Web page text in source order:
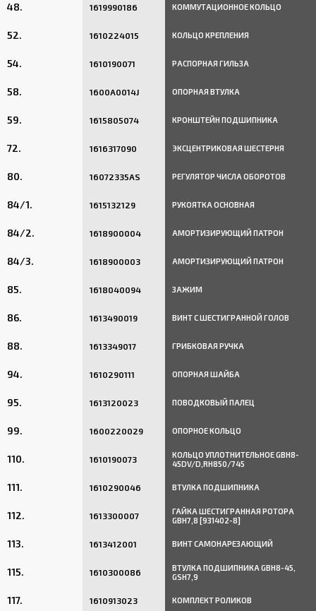
48. 1619990186 КОММУТАЦИОННОЕ КОЛЬЦО
52. 1610224015 КОЛЬЦО КРЕПЛЕНИЯ
54. 1610190071 РАСПОРНАЯ ГИЛЬЗА
58. 1600A0014J ОПОРНАЯ ВТУЛКА
59. 1615805074 КРОНШТЕЙН ПОДШИПНИКА
72. 1616317090 ЭКСЦЕНТРИКОВАЯ ШЕСТЕРНЯ
80. 16072335AS РЕГУЛЯТОР ЧИСЛА ОБОРОТОВ
84/1. 1615132129 РУКОЯТКА ОСНОВНАЯ
84/2. 1618900004 АМОРТИЗИРУЮЩИЙ ПАТРОН
84/3. 1618900003 АМОРТИЗИРУЮЩИЙ ПАТРОН
85. 1618040094 ЗАЖИМ
86. 1613490019 ВИНТ С ШЕСТИГРАННОЙ ГОЛОВ
88. 1613349017 ГРИБКОВАЯ РУЧКА
94. 1610290111 ОПОРНАЯ ШАЙБА
95. 1613120023 ПОВОДКОВЫЙ ПАЛЕЦ
99. 1600220029 ОПОРНОЕ КОЛЬЦО
110. 1610190073
КОЛЬЦО УПЛОТНИТЕЛЬНОЕ GBH8-
45DV/D,RH850/745
111. 1610290046 ВТУЛКА ПОДШИПНИКА
112. 1613300007
ГАЙКА ШЕСТИГРАННАЯ РОТОРА
GBH7,8 [931402-8]
113. 1613412001 ВИНТ САМОНАРЕЗАЮЩИЙ
115. 1610300086
ВТУЛКА ПОДШИПНИКА GBH8-45,
GSH7,9
117. 1610913023 КОМПЛЕКТ РОЛИКОВ